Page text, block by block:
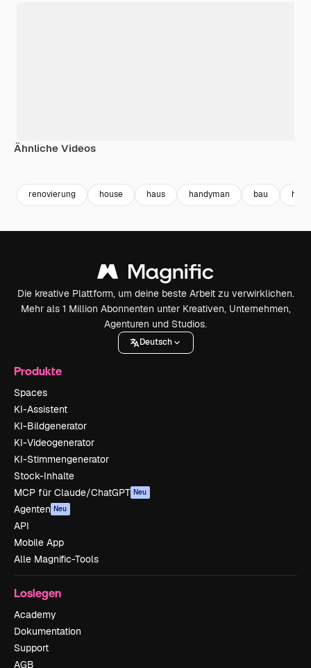
Ähnliche Videos
renovierung house haus handyman bau
Die kreative Plattform, um deine beste Arbeit zu verwirklichen.
Mehr als 1 Million Abonnenten unter Kreativen, Unternehmen,
Agenturen und Studios.
Deutsch
Produkte
Spaces
KI-Assistent
KI-Bildgenerator
KI-Videogenerator
KI-Stimmengenerator
Stock-Inhalte
MCP für Claude/ChatGPT Neu
Agenten Neu
API
Mobile App
Alle Magnific-Tools
Loslegen
Academy
Dokumentation
Support
AGB